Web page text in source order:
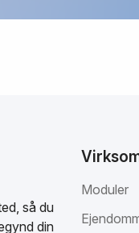
så du
din
Moduler